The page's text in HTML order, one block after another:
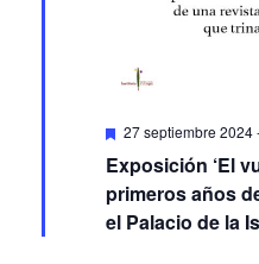
Featured
27 septiembre 2024
Exposición ‘El
primeros años
el Palacio de la